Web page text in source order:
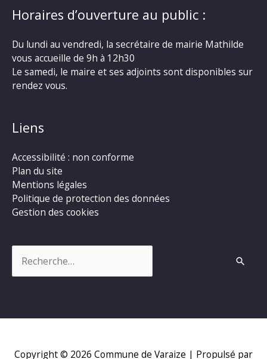
Horaires d’ouverture au public :
Du lundi au vendredi, la secrétaire de mairie Mathilde
vous accueille de 9h à 12h30
Le samedi, le maire et ses adjoints sont disponibles sur
rendez vous.
Liens
Accessibilité : non conforme
Plan du site
Mentions légales
Politique de protection des données
Gestion des cookies
Copyright © 2026 Commune de Varaize | Propulsé par